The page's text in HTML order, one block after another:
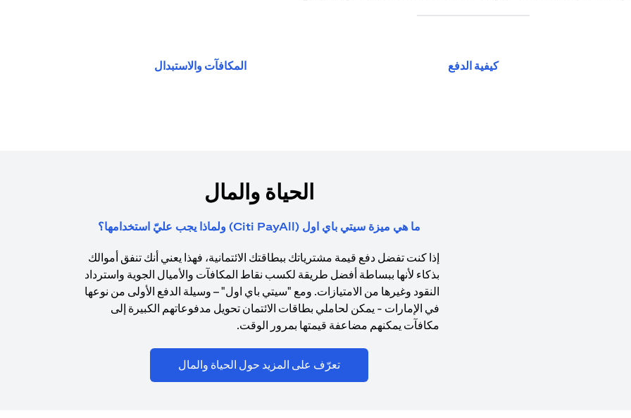
كيفية الدفع المكافآت والاستبدال
الحياة والمال
ما هي ميزة سيتي باي اول (Citi PayAll) ولماذا يجب عليّ استخدامها؟
إذا كنت تفضل دفع قيمة مشترياتك ببطاقتك الائتمانية، فهذا يعني أنك تنفق أموالك
بذكاء لأنها ببساطة أفضل طريقة لكسب نقاط المكافآت والأميال الجوية واسترداد
النقود وغيرها من الامتيازات. ومع "سيتي باي اول" – وسيلة الدفع الأولى من نوعها
في الإمارات - يمكن لحاملي بطاقات الائتمان تحويل مدفوعاتهم الكبيرة إلى
مكافآت يمكنهم مضاعفة قيمتها بمرور الوقت.
تعرّف على المزيد حول الحياة والمال